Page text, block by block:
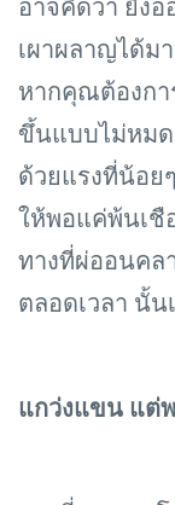
อาจคิดว่า ยิ่งอ
เผาผลาญได้ม
หากคุณต้องกา
ขึ้นแบบไม่หมด
ด้วยแรงที่น้อย
ให้พอแค่พ้นเชื
ทางที่ผ่ออนคล
ตลอดเวลา นั้น
แกว่งแขน แต่